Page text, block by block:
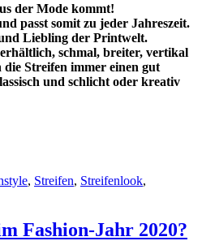
der Mode kommt!
passt somit zu jeder Jahreszeit.
Liebling der Printwelt.
schmal, breiter, vertikal
Streifen immer einen gut
und schlicht oder kreativ
, Streifen, Streifenlook,
Fashion-Jahr 2020?